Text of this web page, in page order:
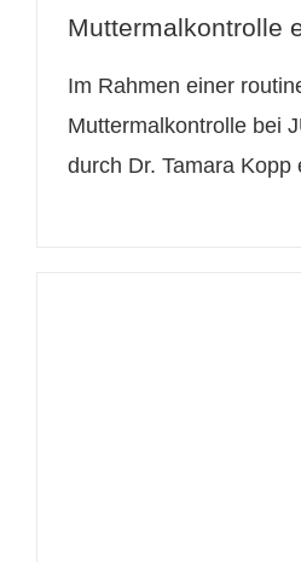
Muttermalkontrolle
Im Rahmen einer
Muttermalkontrolle bei
durch Dr. Tamara Kopp